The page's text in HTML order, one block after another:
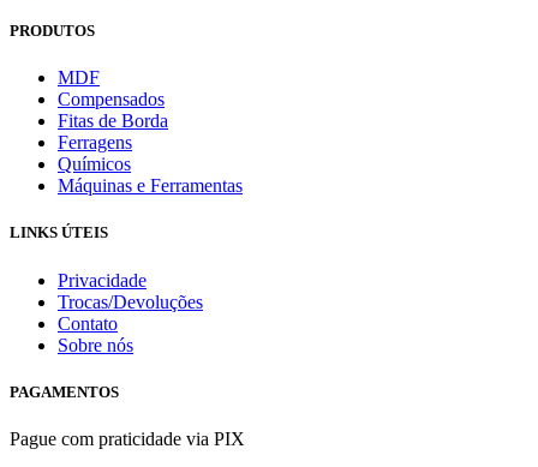
PRODUTOS
MDF
Compensados
Fitas de Borda
Ferragens
Químicos
Máquinas e Ferramentas
LINKS ÚTEIS
Privacidade
Trocas/Devoluções
Contato
Sobre nós
PAGAMENTOS
Pague com praticidade via PIX